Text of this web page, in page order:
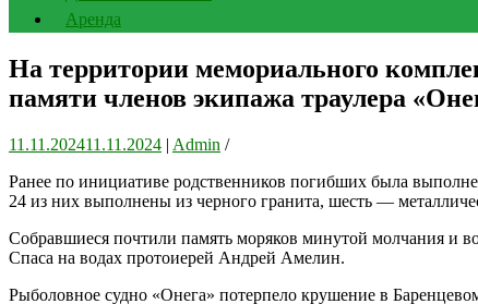
Аренда
На территории мемориального
памяти членов экипажа траулера
11.11.202411.11.2024 | Admin /
Ранее по инициативе родственников погибших была
24 из них выполнены из черного гранита, шесть —
Собравшиеся почтили память моряков минутой молчания и
Спаса на водах протоиерей Андрей Амелин.
Рыболовное судно «Онега» потерпело крушение в